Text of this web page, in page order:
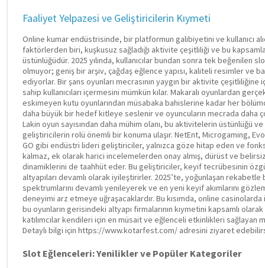
Faaliyet Yelpazesi ve Geliştiricilerin Kıymeti
Online kumar endüstrisinde, bir platformun galibiyetini ve kullanıcı
faktörlerden biri, kuşkusuz sağladığı aktivite çeşitliliği ve bu
üstünlüğüdür. 2025 yılında, kullanıcılar bundan sonra tek beğenilen
olmuyor; geniş bir arşiv, çağdaş eğlence yapısı, kaliteli resimler ve
ediyorlar. Bir şans oyunları mecrasının yaygın bir aktivite
sahip kullanıcıları içermesini mümkün kılar. Makaralı oyunlardan
eskimeyen kutu oyunlarından müsabaka bahislerine kadar her
daha büyük bir hedef kitleye seslenir ve oyuncuların mecrada daha
Lakin oyun sayısından daha mühim olanı, bu aktivitelerin üstünlüğü
geliştiricilerin rolü önemli bir konuma ulaşır. NetEnt, Microgaming,
GO gibi endüstri lideri geliştiriciler, yalnızca göze hitap eden ve
kalmaz, ek olarak harici incelemelerden onay almış, dürüst ve
dinamiklerini de taahhüt eder. Bu geliştiriciler, keyif tecrübesinin
altyapıları devamlı olarak iyileştirirler. 2025’te, yoğunlaşan
spektrumlarını devamlı yenileyerek ve en yeni keyif akımlarını
deneyimi arz etmeye uğraşacaklardır. Bu kısımda, online
bu oyunların gerisindeki altyapı firmalarının kıymetini kapsamlı
katılımcılar kendileri için en müsait ve eğlenceli etkinlikleri sağlayan
Detaylı bilgi için https://www.kotarfest.com/ adresini ziyaret
Slot Eğlenceleri: Yenilikler ve Popüler Kategoriler